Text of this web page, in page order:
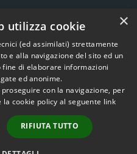
Copyright © 2026 • Comune di
Sant'Agnello • Powered by
Municipium•
Accesso
redazione
×
utilizza cookie
(ed assimilati) strettamente
e alla navigazione del sito ed un
di elaborare informazioni
ed anonime.
con la navigazione, per
cookie policy al seguente link
RIFIUTA TUTTO